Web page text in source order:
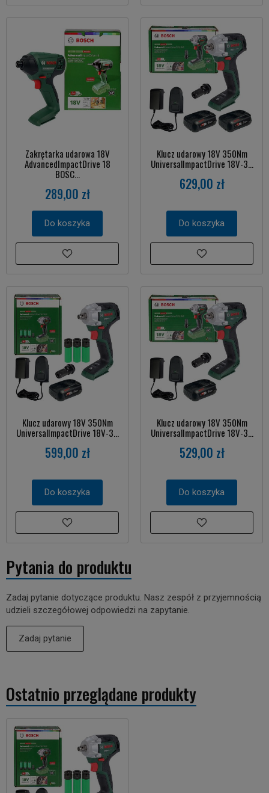
Zakrętarka udarowa 18V
AdvancedImpactDrive 18
BOSC...
289,00 zł
Do koszyka
Klucz udarowy 18V 350Nm
UniversalImpactDrive 18V-3...
629,00 zł
Do koszyka
Klucz udarowy 18V 350Nm
UniversalImpactDrive 18V-3...
599,00 zł
Do koszyka
Klucz udarowy 18V 350Nm
UniversalImpactDrive 18V-3...
529,00 zł
Do koszyka
Pytania do produktu
Zadaj pytanie dotyczące produktu. Nasz zespół z przyjemnością
udzieli szczegółowej odpowiedzi na zapytanie.
Zadaj pytanie
Ostatnio przeglądane produkty